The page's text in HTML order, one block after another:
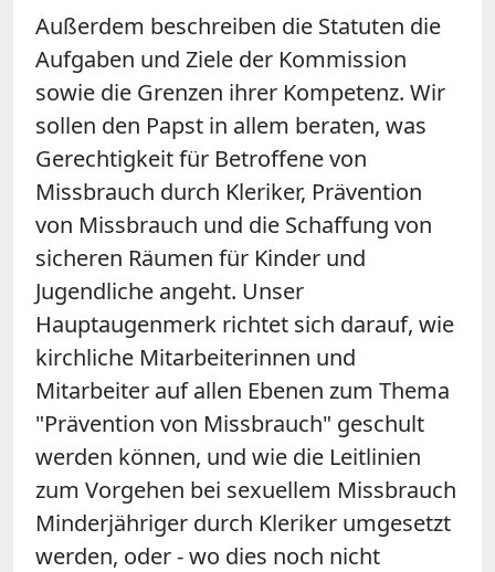
Außerdem beschreiben die Statuten die
Aufgaben und Ziele der Kommission
sowie die Grenzen ihrer Kompetenz. Wir
sollen den Papst in allem beraten, was
Gerechtigkeit für Betroffene von
Missbrauch durch Kleriker, Prävention
von Missbrauch und die Schaffung von
sicheren Räumen für Kinder und
Jugendliche angeht. Unser
Hauptaugenmerk richtet sich darauf, wie
kirchliche Mitarbeiterinnen und
Mitarbeiter auf allen Ebenen zum Thema
"Prävention von Missbrauch" geschult
werden können, und wie die Leitlinien
zum Vorgehen bei sexuellem Missbrauch
Minderjähriger durch Kleriker umgesetzt
werden, oder - wo dies noch nicht